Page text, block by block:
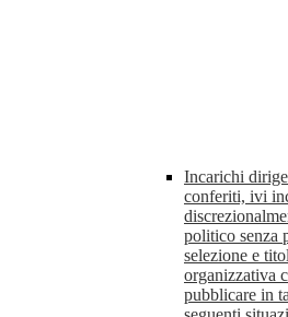
Incarichi
conferiti, ivi
politico senza
selezione e
organizzativa
pubblicare in